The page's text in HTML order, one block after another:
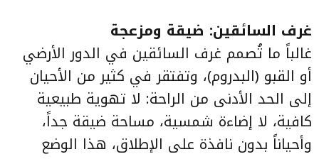
غرف السائقين: ضيقة ومزعجة
غالباً ما تُصمم غرف السائقين في الدور الأرضي
أو القبو (البدروم)، وتفتقر في كثير من الأحيان
إلى الحد الأدنى من الراحة: لا تهوية طبيعية
كافية، لا إضاءة شمسية، مساحة ضيقة جداً،
وأحياناً بدون نافذة على الإطلاق، هذا الوضع